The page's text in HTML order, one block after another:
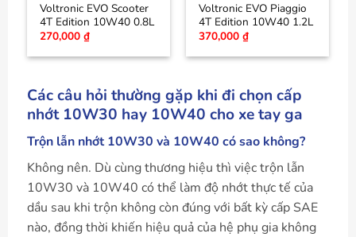
Voltronic EVO Scooter
4T Edition 10W40 0.8L
270,000₫
Voltronic EVO Piaggio
4T Edition 10W40 1.2L
370,000₫
Các câu hỏi thường gặp khi đi chọn cấp
nhớt 10W30 hay 10W40 cho xe tay ga
Trộn lẫn nhớt 10W30 và 10W40 có sao không?
Không nên. Dù cùng thương hiệu thì việc trộn lẫn
10W30 và 10W40 có thể làm độ nhớt thực tế của
dầu sau khi trộn không còn đúng với bất kỳ cấp SAE
nào, đồng thời khiến hiệu quả của hệ phụ gia không